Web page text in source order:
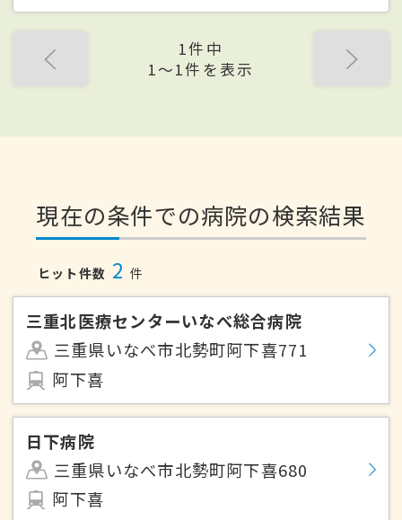
1件中
1〜1件を表示
現在の条件での病院の検索結果
ヒット件数 2 件
三重北医療センターいなべ総合病院
三重県いなべ市北勢町阿下喜771
阿下喜
日下病院
三重県いなべ市北勢町阿下喜680
阿下喜